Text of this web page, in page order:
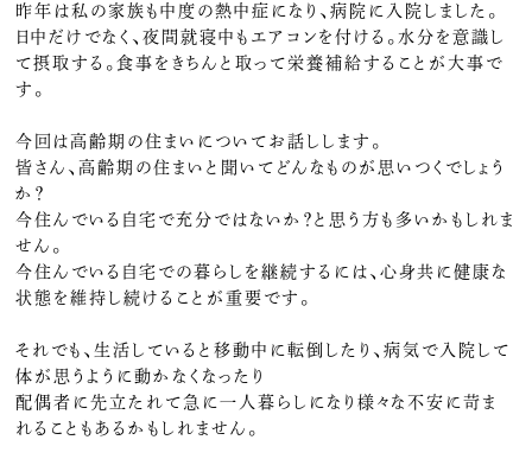
昨年は私の家族も中度の熱中症になり、病院に入院しました。
日中だけでなく、夜間就寝中もエアコンを付ける。水分を意識し
て摂取する。食事をきちんと取って栄養補給することが大事で
す。
今回は高齢期の住まいについてお話しします。
皆さん、高齢期の住まいと聞いてどんなものが思いつくでしょう
か？
今住んでいる自宅で充分ではないか？と思う方も多いかもしれま
せん。
今住んでいる自宅での暮らしを継続するには、心身共に健康な
状態を維持し続けることが重要です。
それでも、生活していると移動中に転倒したり、病気で入院して
体が思うように動かなくなったり
配偶者に先立たれて急に一人暮らしになり様々な不安に苛ま
れることもあるかもしれません。